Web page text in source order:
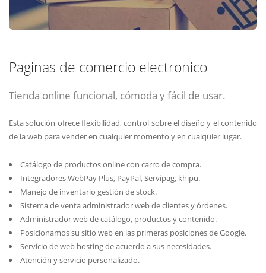
Paginas de comercio electronico
Tienda online funcional, cómoda y fácil de usar.
Esta solución ofrece flexibilidad, control sobre el diseño y el contenido
de la web para vender en cualquier momento y en cualquier lugar.
Catálogo de productos online con carro de compra.
Integradores WebPay Plus, PayPal, Servipag, khipu.
Manejo de inventario gestión de stock.
Sistema de venta administrador web de clientes y órdenes.
Administrador web de catálogo, productos y contenido.
Posicionamos su sitio web en las primeras posiciones de Google.
Servicio de web hosting de acuerdo a sus necesidades.
Atención y servicio personalizado.